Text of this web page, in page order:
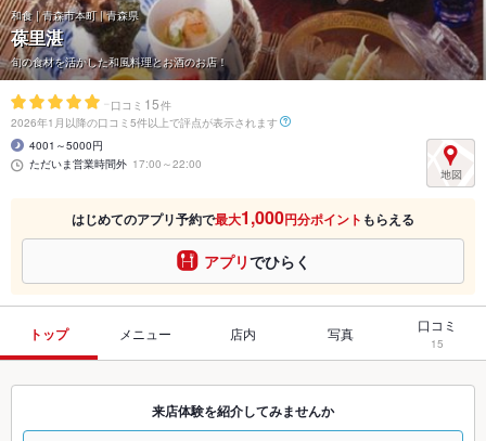
和食 | 青森市本町 | 青森県
葆里湛
旬の食材を活かした和風料理とお酒のお店！
- 口コミ 15件
2026年1月以降の口コミ5件以上で評点が表示されます
4001～5000円
ただいま営業時間外 17:00～22:00
はじめてのアプリ予約で最大1,000円分ポイント もらえる
アプリでひらく
トップ メニュー 店内 写真 口コミ
15
来店体験を紹介してみませんか